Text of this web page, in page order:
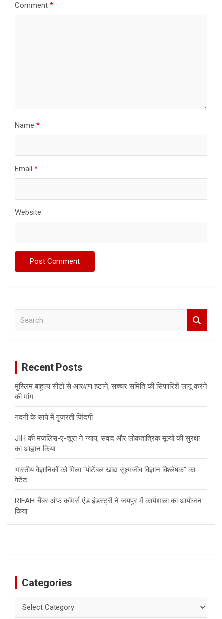
Comment *
Name *
Email *
Website
Recent Posts
मुस्लिम बाहुल्य सीटों से आरक्षण हटाने, सच्चर समिति की सिफारिशें लागू करने
की मांग
गंदगी के साये में गुजरती ज़िंदगी
JIH की मजलिस-ए-शूरा ने न्याय, संवाद और लोकतांत्रिक मूल्यों की सुरक्षा
का आह्वान किया
भारतीय वैज्ञानिकों को मिला “पोर्टेबल खाद्य सूक्ष्मजीव विज्ञान विश्लेषक” का
पेटेंट
RIFAH चैंबर ऑफ कॉमर्स एंड इंडस्ट्री ने जयपुर में कार्यशाला का आयोजन
किया
Categories